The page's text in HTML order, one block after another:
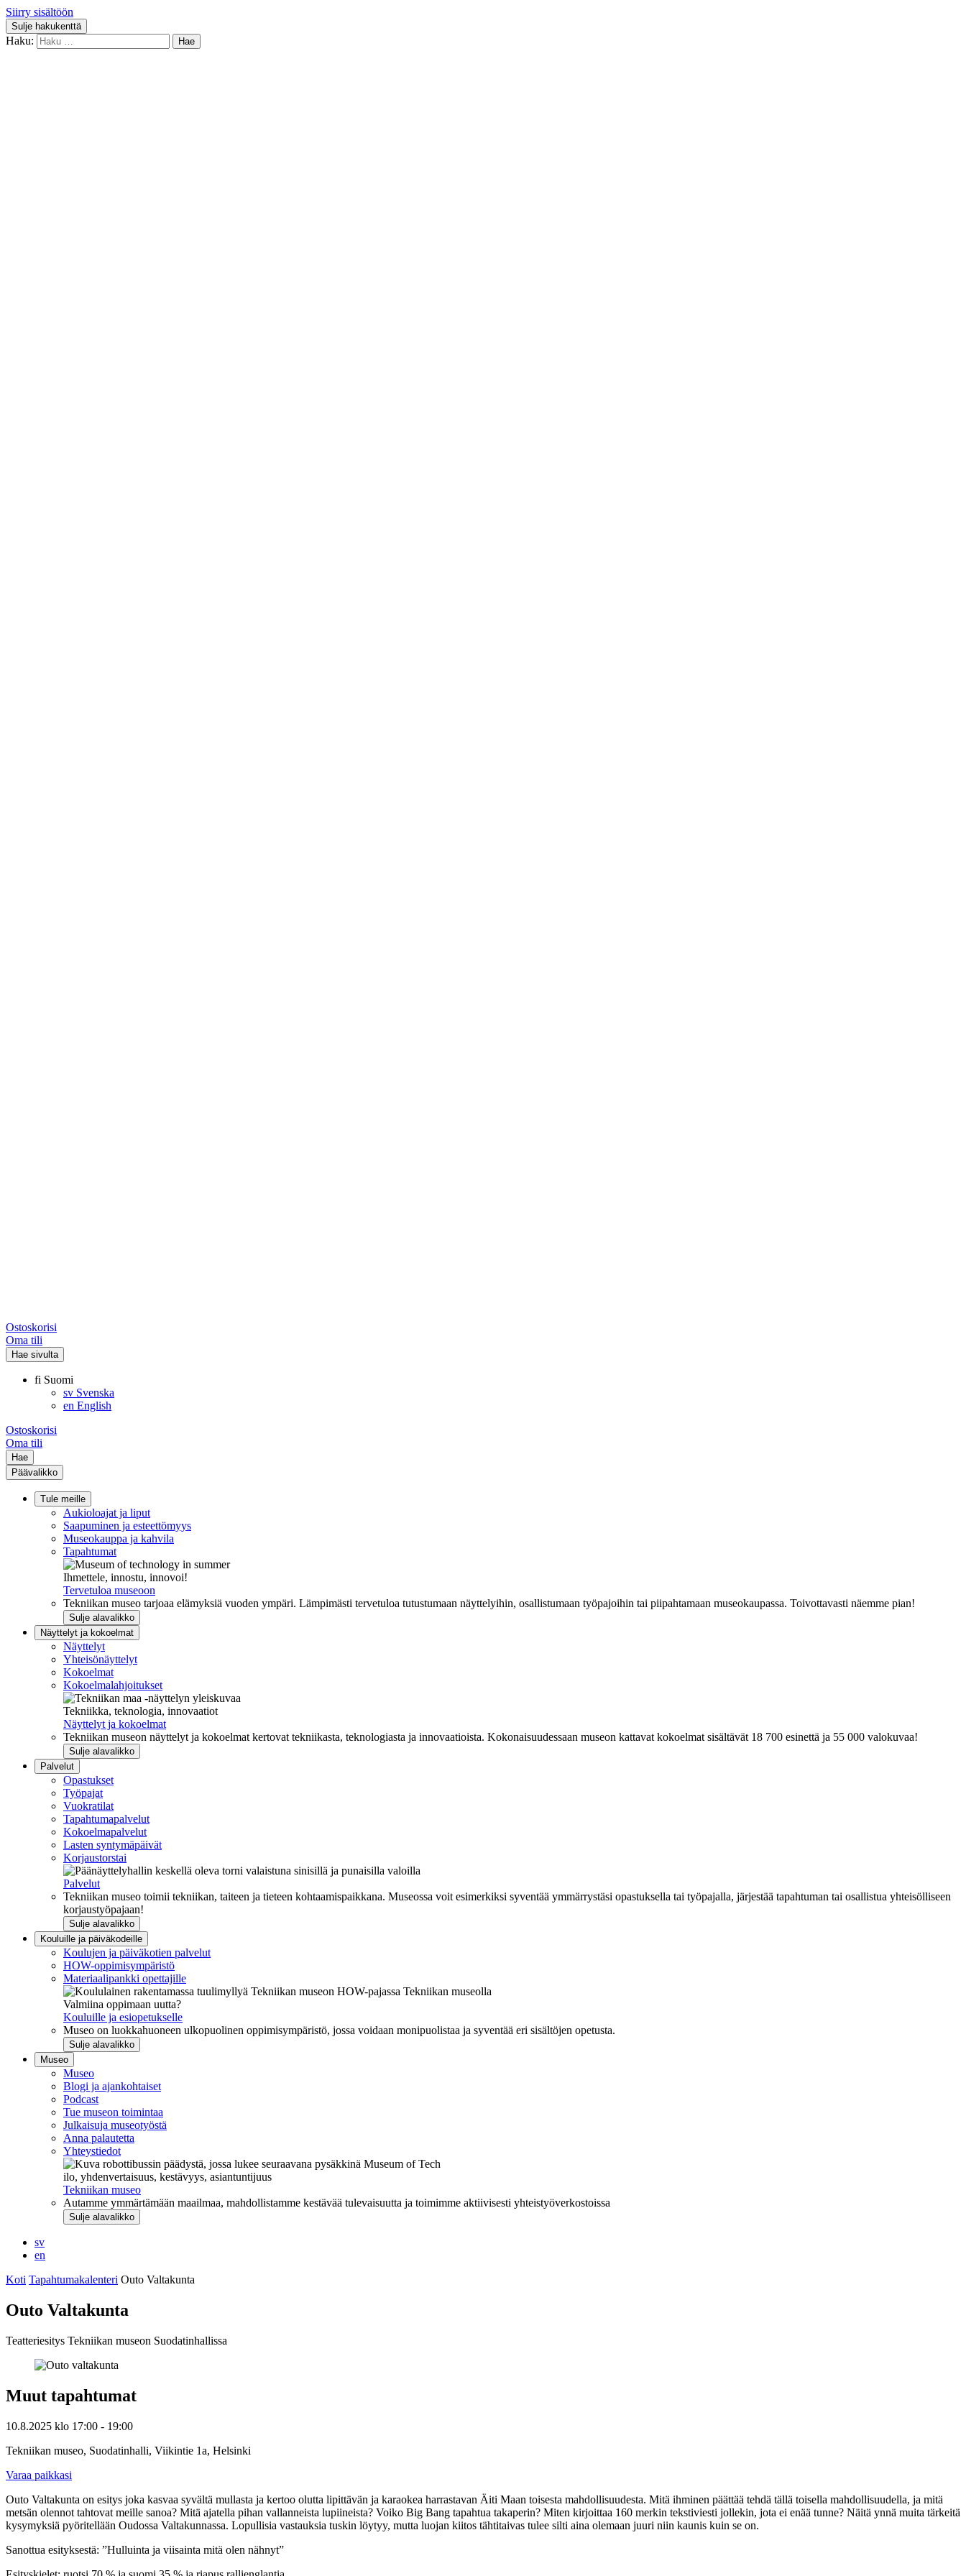
Siirry sisältöön
Sulje hakukenttä
Haku:
Ostoskorisi
Oma tili
Hae sivulta
fi Suomi
sv Svenska
en English
Ostoskorisi
Oma tili
Hae
Päävalikko
Tule meille
Aukioloajat ja liput
Saapuminen ja esteettömyys
Museokauppa ja kahvila
Tapahtumat
Ihmettele, innostu, innovoi!
Tervetuloa museoon
Tekniikan museo tarjoaa elämyksiä vuoden ympäri. Lämpimästi tervetuloa tutustumaan näyttelyihin, osallistumaan työpajoihin tai piipahtamaan museokaupassa. Toivottavasti näemme pian!
Sulje alavalikko
Näyttelyt ja kokoelmat
Näyttelyt
Yhteisönäyttelyt
Kokoelmat
Kokoelmalahjoitukset
Tekniikka, teknologia, innovaatiot
Näyttelyt ja kokoelmat
Tekniikan museon näyttelyt ja kokoelmat kertovat tekniikasta, teknologiasta ja innovaatioista. Kokonaisuudessaan museon kattavat kokoelmat sisältävät 18 700 esinettä ja 55 000 valokuvaa!
Sulje alavalikko
Palvelut
Opastukset
Työpajat
Vuokratilat
Tapahtumapalvelut
Kokoelmapalvelut
Lasten syntymäpäivät
Korjaustorstai
Palvelut
Tekniikan museo toimii tekniikan, taiteen ja tieteen kohtaamispaikkana. Museossa voit esimerkiksi syventää ymmärrystäsi opastuksella tai työpajalla, järjestää tapahtuman tai osallistua yhteisölliseen
korjaustyöpajaan!
Sulje alavalikko
Kouluille ja päiväkodeille
Koulujen ja päiväkotien palvelut
HOW-oppimisympäristö
Materiaalipankki opettajille
Valmiina oppimaan uutta?
Kouluille ja esiopetukselle
Museo on luokkahuoneen ulkopuolinen oppimisympäristö, jossa voidaan monipuolistaa ja syventää eri sisältöjen opetusta.
Sulje alavalikko
Museo
Museo
Blogi ja ajankohtaiset
Podcast
Tue museon toimintaa
Julkaisuja museotyöstä
Anna palautetta
Yhteystiedot
ilo, yhdenvertaisuus, kestävyys, asiantuntijuus
Tekniikan museo
Autamme ymmärtämään maailmaa, mahdollistamme kestävää tulevaisuutta ja toimimme aktiivisesti yhteistyöverkostoissa
Sulje alavalikko
sv
en
Koti Tapahtumakalenteri Outo Valtakunta
Outo Valtakunta
Teatteriesitys Tekniikan museon Suodatinhallissa
Muut tapahtumat
10.8.2025 klo 17:00 - 19:00
Tekniikan museo, Suodatinhalli, Viikintie 1a, Helsinki
Varaa paikkasi
Outo Valtakunta on esitys joka kasvaa syvältä mullasta ja kertoo olutta lipittävän ja karaokea harrastavan Äiti Maan toisesta mahdollisuudesta. Mitä ihminen päättää tehdä tällä toisella mahdollisuudella, ja mitä
metsän olennot tahtovat meille sanoa? Mitä ajatella pihan vallanneista lupiineista? Voiko Big Bang tapahtua takaperin? Miten kirjoittaa 160 merkin tekstiviesti jollekin, jota ei enää tunne? Näitä ynnä muita tärkeitä
kysymyksiä pyöritellään Oudossa Valtakunnassa. Lopullisia vastauksia tuskin löytyy, mutta luojan kiitos tähtitaivas tulee silti aina olemaan juuri niin kaunis kuin se on.
Sanottua esityksestä: ”Hulluinta ja viisainta mitä olen nähnyt”